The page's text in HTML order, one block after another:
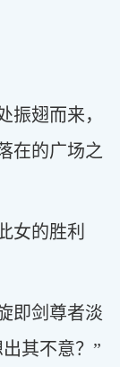
翅而来，
在的广场之
女的胜利
即剑尊者淡
其不意？”